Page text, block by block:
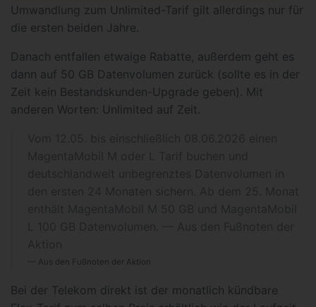
Umwandlung zum Unlimited-Tarif gilt allerdings nur für
die ersten beiden Jahre.
Danach entfallen etwaige Rabatte, außerdem geht es
dann auf 50 GB Datenvolumen zurück (sollte es in der
Zeit kein Bestandskunden-Upgrade geben). Mit
anderen Worten: Unlimited auf Zeit.
Aus den Fußnoten der Aktion
Bei der Telekom direkt ist der monatlich kündbare